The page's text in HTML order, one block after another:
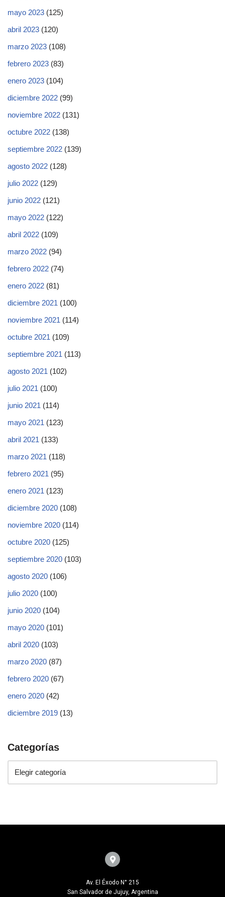
mayo 2023 (125)
abril 2023 (120)
marzo 2023 (108)
febrero 2023 (83)
enero 2023 (104)
diciembre 2022 (99)
noviembre 2022 (131)
octubre 2022 (138)
septiembre 2022 (139)
agosto 2022 (128)
julio 2022 (129)
junio 2022 (121)
mayo 2022 (122)
abril 2022 (109)
marzo 2022 (94)
febrero 2022 (74)
enero 2022 (81)
diciembre 2021 (100)
noviembre 2021 (114)
octubre 2021 (109)
septiembre 2021 (113)
agosto 2021 (102)
julio 2021 (100)
junio 2021 (114)
mayo 2021 (123)
abril 2021 (133)
marzo 2021 (118)
febrero 2021 (95)
enero 2021 (123)
diciembre 2020 (108)
noviembre 2020 (114)
octubre 2020 (125)
septiembre 2020 (103)
agosto 2020 (106)
julio 2020 (100)
junio 2020 (104)
mayo 2020 (101)
abril 2020 (103)
marzo 2020 (87)
febrero 2020 (67)
enero 2020 (42)
diciembre 2019 (13)
Categorías
Av. El Éxodo N° 215
San Salvador de Jujuy, Argentina